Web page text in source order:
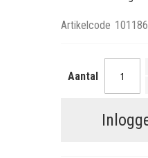
Artikelcode
Aantal